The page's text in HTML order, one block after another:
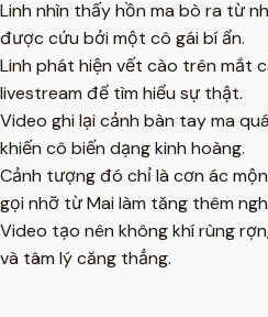
Linh nhìn thấy hồn ma bò ra từ
được cứu bởi một cô gái bí ẩn.
Linh phát hiện vết cào trên mắt
livestream để tìm hiểu sự thật.
Video ghi lại cảnh bàn tay ma
khiến cô biến dạng kinh hoàng.
Cảnh tượng đó chỉ là cơn ác
gọi nhỡ từ Mai làm tăng thêm
Video tạo nên không khí rùng
và tâm lý căng thẳng.